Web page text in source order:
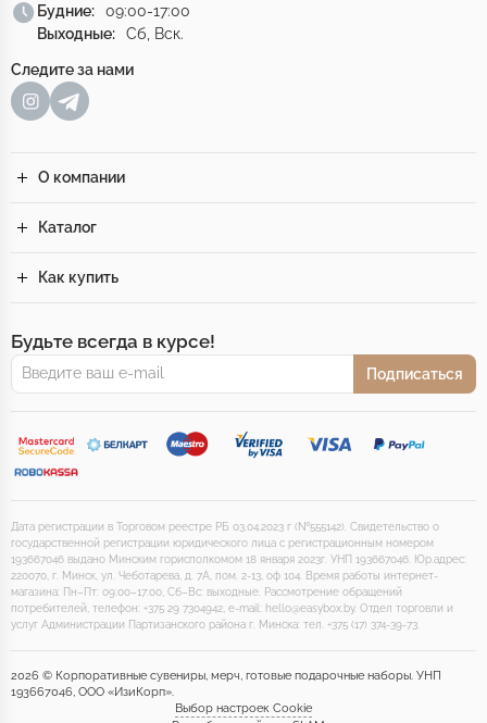
Будние:
09:00-17:00
Выходные:
Сб, Вск.
Следите за нами
О компании
Каталог
Как купить
Будьте всегда в курсе!
Подписаться
Дата регистрации в Торговом реестре РБ 03.04.2023 г (№555142). Свидетельство о
государственной регистрации юридического лица с регистрационным номером
193667046 выдано Минским горисполкомом 18 января 2023г. УНП 193667046. Юр.адрес:
220070, г. Минск, ул. Чеботарева, д. 7А, пом. 2-13, оф 104. Время работы интернет-
магазина: Пн–Пт: 09:00–17:00, Сб–Вс: выходные. Рассмотрение обращений
потребителей, телефон: +375 29 7304942, e-mail: hello@easybox.by. Отдел торговли и
услуг Администрации Партизанского района г. Минска: тел. +375 (17) 374-39-73.
2026 © Корпоративные сувениры, мерч, готовые подарочные наборы. УНП
193667046, ООО «ИзиКорп».
Выбор настроек Cookie